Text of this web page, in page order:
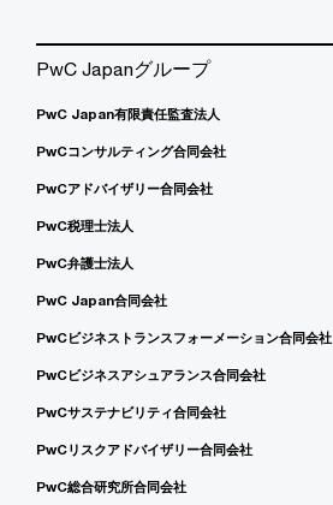
PwC Japanグループ
PwC Japan有限責任監査法人
PwCコンサルティング合同会社
PwCアドバイザリー合同会社
PwC税理士法人
PwC弁護士法人
PwC Japan合同会社
PwCビジネストランスフォーメーション合同会社
PwCビジネスアシュアランス合同会社
PwCサステナビリティ合同会社
PwCリスクアドバイザリー合同会社
PwC総合研究所合同会社